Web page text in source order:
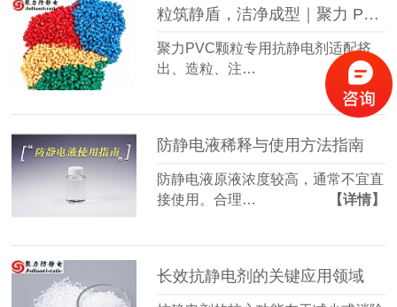
粒筑静盾，洁净成型｜聚力 PVC 颗粒专用抗静电剂
聚力PVC颗粒专用抗静电剂适配挤
出、造粒、注…
【详情】
防静电液稀释与使用方法指南
防静电液原液浓度较高，通常不宜直
接使用。合理…
【详情】
长效抗静电剂的关键应用领域